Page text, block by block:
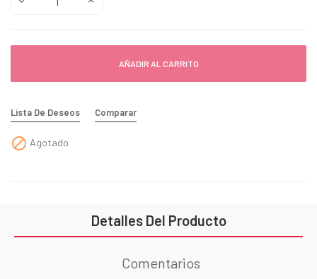
AÑADIR AL CARRITO
Lista De Deseos Comparar
 Agotado
Detalles Del Producto
Comentarios